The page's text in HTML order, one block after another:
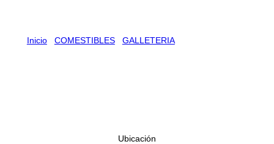
Inicio/ COMESTIBLES/ GALLETERIA/ TRITON
Ubicación